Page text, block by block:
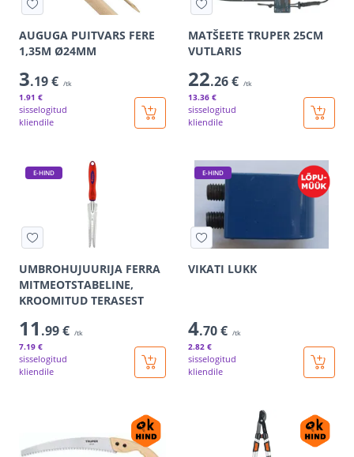
AUGUGA PUITVARS FERE
1,35M Ø24MM
3.19 € /tk
1.91 €
sisselogitud
kliendile
MATŠEETE TRUPER 25CM
VUTLARIS
22.26 € /tk
13.36 €
sisselogitud
kliendile
E-HIND
UMBROHUJUURIJA FERRA
MITMEOTSTABELINE,
KROOMITUD TERASEST
11 .99 € /tk
7.19 €
sisselogitud
kliendile
E-HIND
VIKATI LUKK
4.70 € /tk
2.82 €
sisselogitud
kliendile